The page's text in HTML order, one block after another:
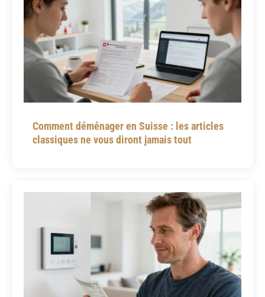
Comment déménager en Suisse : les articles
classiques ne vous diront jamais tout